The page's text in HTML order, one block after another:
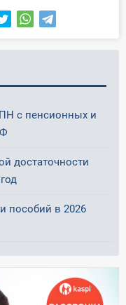
с пенсионных и
достаточности
пособий в 2026